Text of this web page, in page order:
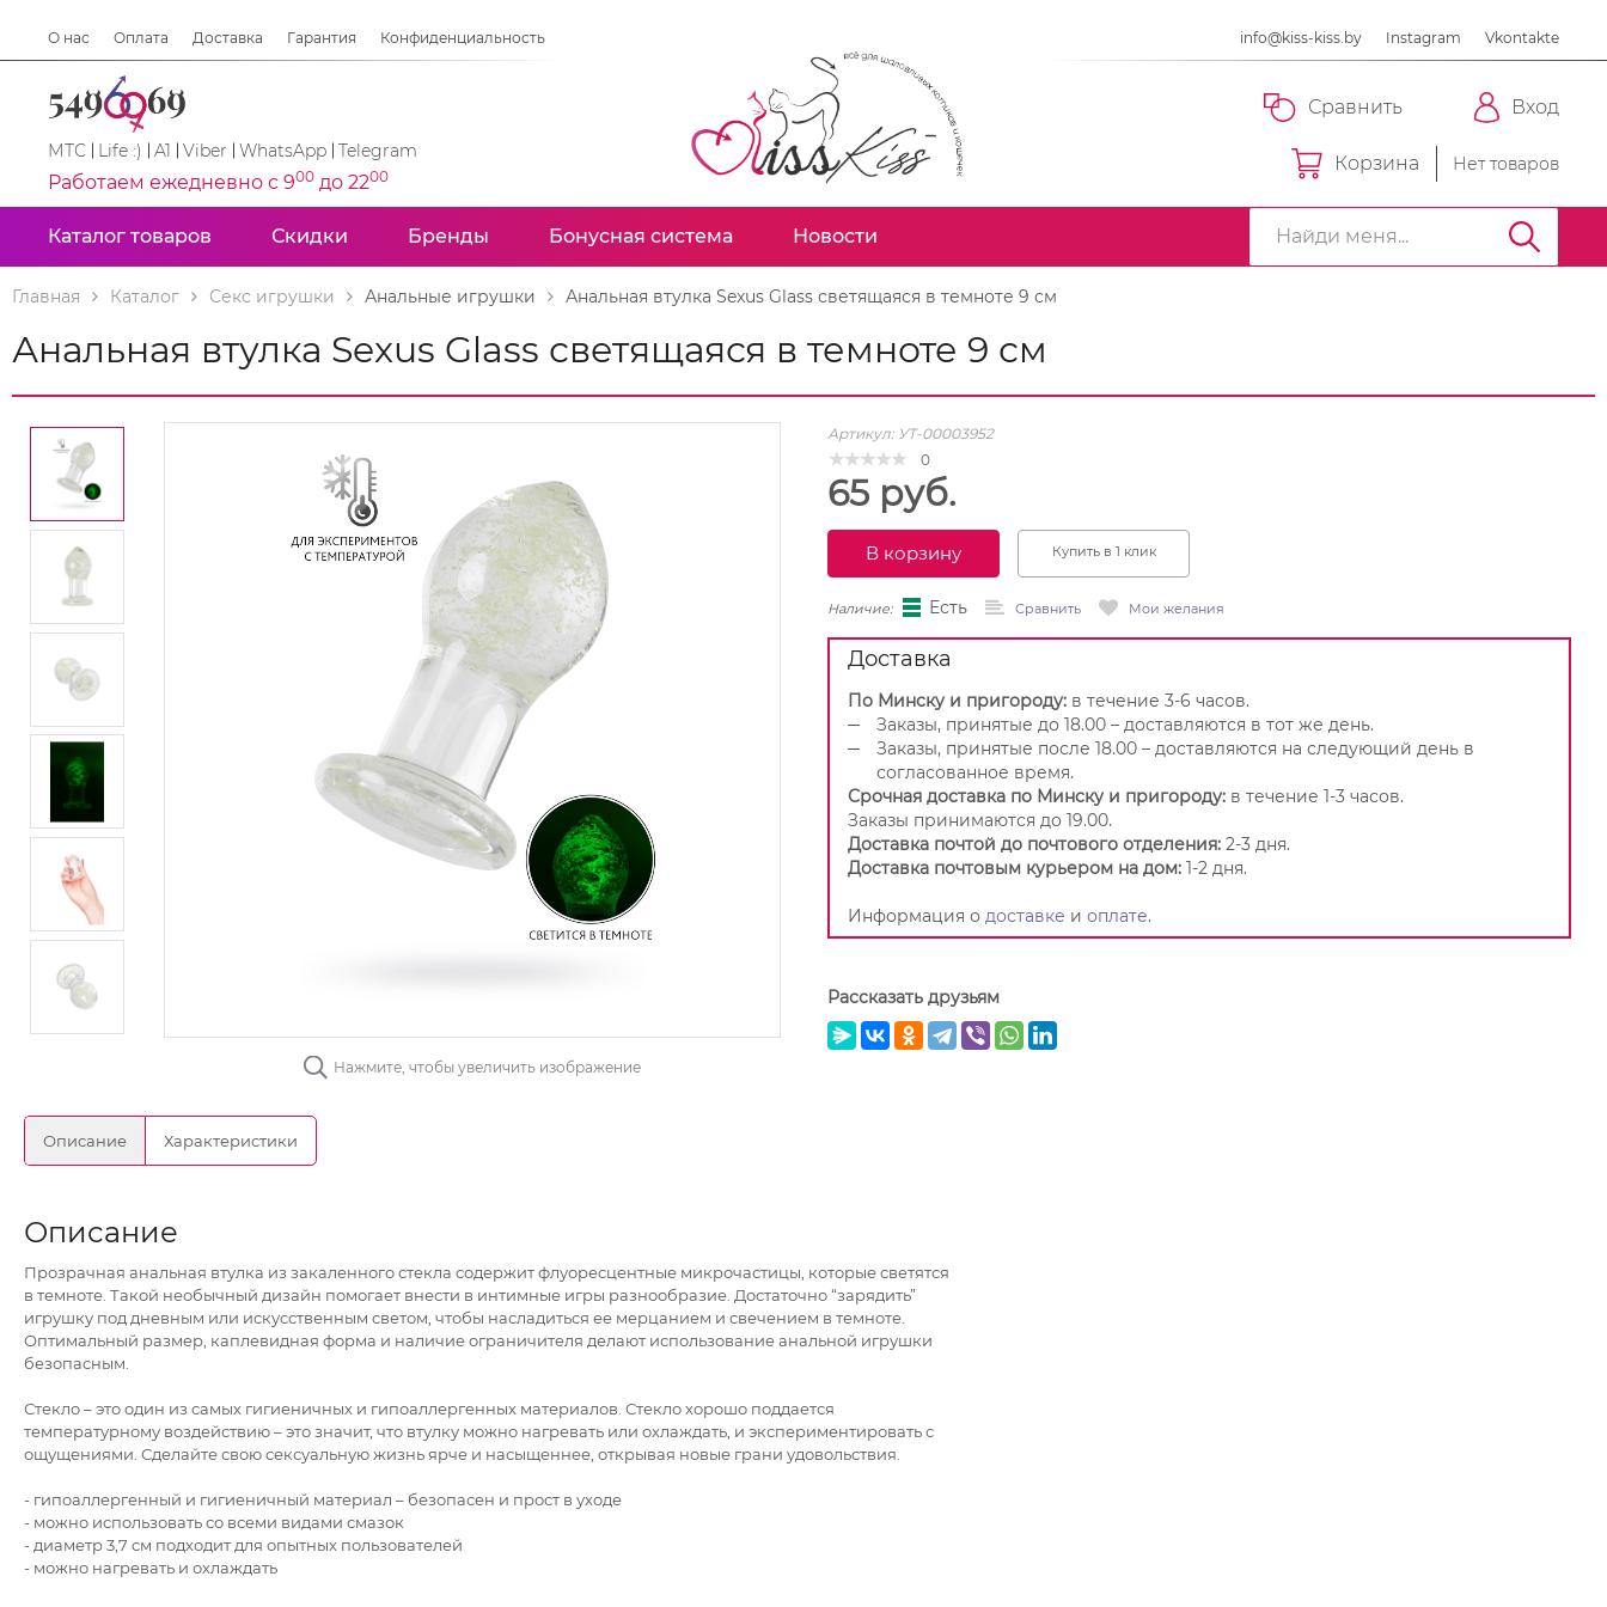
О нас Оплата Доставка Гарантия Конфиденциальность info@kiss-kiss.by Instagram Vkontakte
МТС Life :) A1 Viber WhatsApp Telegram
Работаем ежедневно с 900 до 2200
Сравнить Вход
Корзина Нет товаров
Каталог товаров Скидки Бренды Бонусная система Новости
Главная Каталог Секс игрушки Анальные игрушки Анальная втулка Sexus Glass светящаяся в темноте 9 см
Анальная втулка Sexus Glass светящаяся в темноте 9 см
Нажмите, чтобы увеличить изображение
Артикул: УТ-00003952
0
65 руб.
В корзину Купить в 1 клик
Наличие: Есть Сравнить Мои желания
Доставка
По Минску и пригороду: в течение 3-6 часов.
Заказы, принятые до 18.00 – доставляются в тот же день.
Заказы, принятые после 18.00 – доставляются на следующий день в
согласованное время.
Срочная доставка по Минску и пригороду: в течение 1-3 часов.
Заказы принимаются до 19.00.
Доставка почтой до почтового отделения: 2-3 дня.
Доставка почтовым курьером на дом: 1-2 дня.
Информация о доставке и оплате.
Рассказать друзьям
Описание Характеристики
Описание
Прозрачная анальная втулка из закаленного стекла содержит флуоресцентные микрочастицы, которые светятся
в темноте. Такой необычный дизайн помогает внести в интимные игры разнообразие. Достаточно “зарядить”
игрушку под дневным или искусственным светом, чтобы насладиться ее мерцанием и свечением в темноте.
Оптимальный размер, каплевидная форма и наличие ограничителя делают использование анальной игрушки
безопасным.
Стекло – это один из самых гигиеничных и гипоаллергенных материалов. Стекло хорошо поддается
температурному воздействию – это значит, что втулку можно нагревать или охлаждать, и экспериментировать с
ощущениями. Сделайте свою сексуальную жизнь ярче и насыщеннее, открывая новые грани удовольствия.
- гипоаллергенный и гигиеничный материал – безопасен и прост в уходе
- можно использовать со всеми видами смазок
- диаметр 3,7 см подходит для опытных пользователей
- можно нагревать и охлаждать